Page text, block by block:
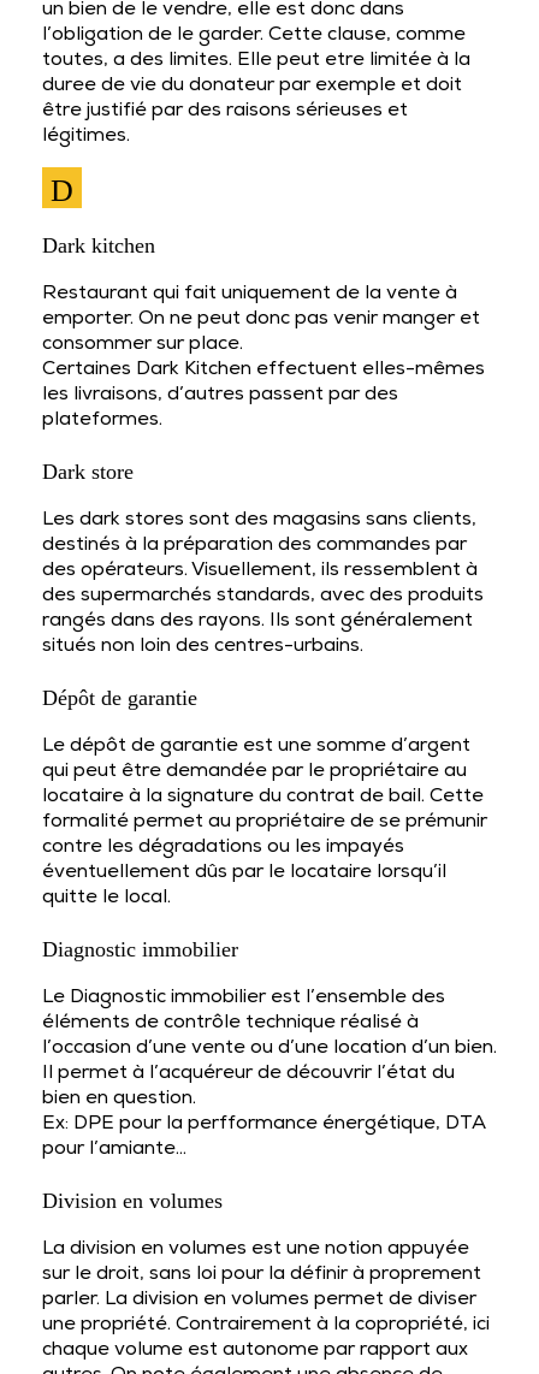
un bien de le vendre, elle est donc dans
l’obligation de le garder. Cette clause, comme
toutes, a des limites. Elle peut etre limitée à la
duree de vie du donateur par exemple et doit
être justifié par des raisons sérieuses et
légitimes.
D
Dark kitchen
Restaurant qui fait uniquement de la vente à
emporter. On ne peut donc pas venir manger et
consommer sur place.
Certaines Dark Kitchen effectuent elles-mêmes
les livraisons, d’autres passent par des
plateformes.
Dark store
Les dark stores sont des magasins sans clients,
destinés à la préparation des commandes par
des opérateurs. Visuellement, ils ressemblent à
des supermarchés standards, avec des produits
rangés dans des rayons. Ils sont généralement
situés non loin des centres-urbains.
Dépôt de garantie
Le dépôt de garantie est une somme d’argent
qui peut être demandée par le propriétaire au
locataire à la signature du contrat de bail. Cette
formalité permet au propriétaire de se prémunir
contre les dégradations ou les impayés
éventuellement dûs par le locataire lorsqu’il
quitte le local.
Diagnostic immobilier
Le Diagnostic immobilier est l’ensemble des
éléments de contrôle technique réalisé à
l’occasion d’une vente ou d’une location d’un bien.
Il permet à l’acquéreur de découvrir l’état du
bien en question.
Ex: DPE pour la perfformance énergétique, DTA
pour l’amiante…
Division en volumes
La division en volumes est une notion appuyée
sur le droit, sans loi pour la définir à proprement
parler. La division en volumes permet de diviser
une propriété. Contrairement à la copropriété, ici
chaque volume est autonome par rapport aux